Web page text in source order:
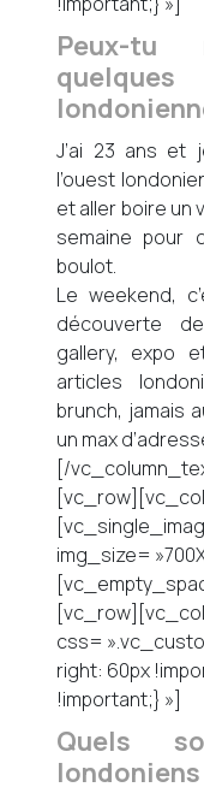
Peux-
J’ai 23 ans et
l’ouest
et aller boire un
semaine pour
boulot.
Le weekend,
découverte
gallery, expo
articles
brunch, jamais
un max
[/
img_size=
css=
right: 60px
!important;} »]
Quels